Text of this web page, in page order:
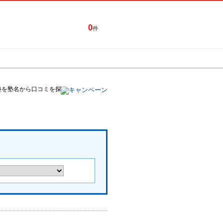
0件
塾名から口コミを探す